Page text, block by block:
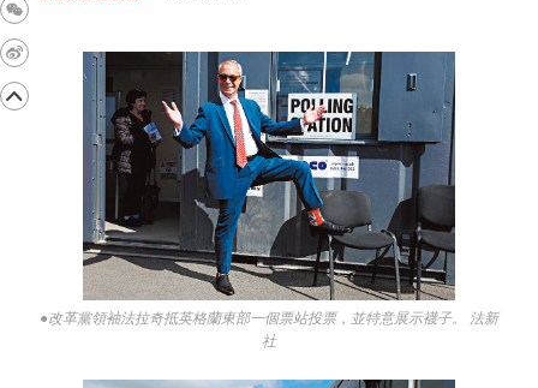
●改革黨領袖法拉奇抵英格蘭東部一個票站投票，並特意展示襪子。 法新
社